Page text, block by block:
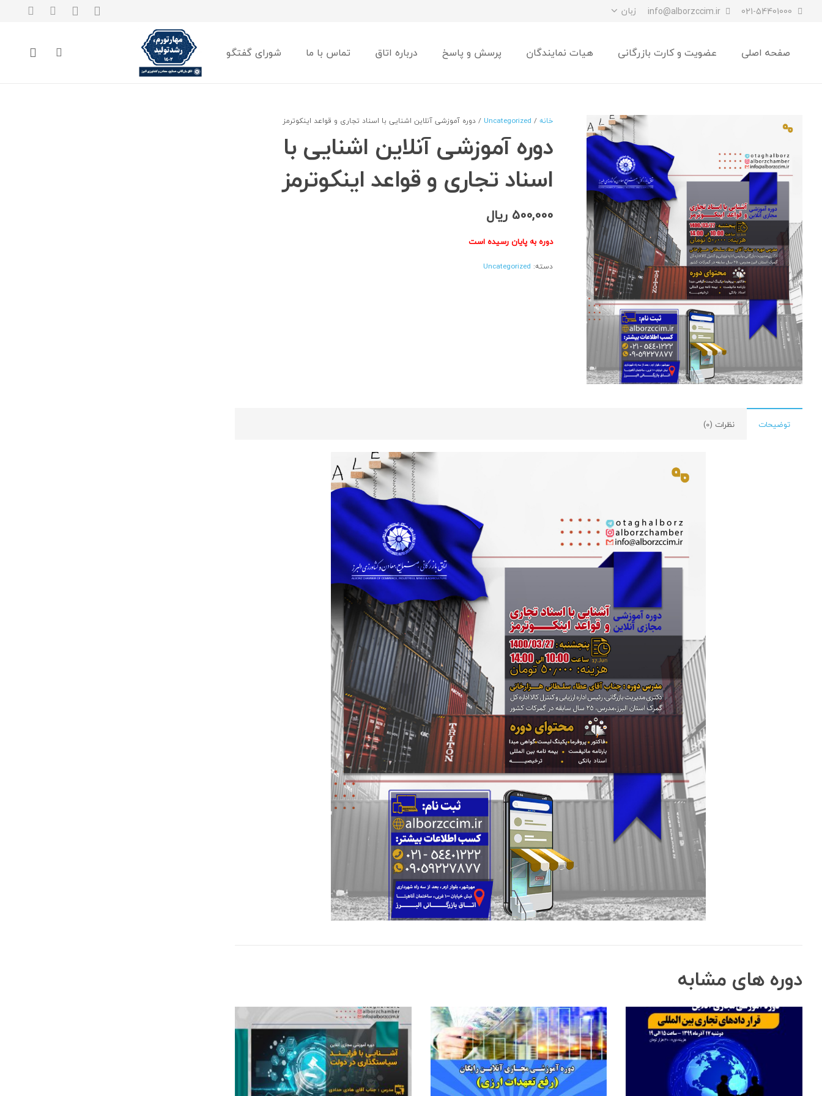
021-54401000
info@alborzccim.ir زبان
صفحه اصلی عضویت و کارت بازرگانی هیات نمایندگان پرسش و پاسخ درباره اتاق تماس با ما شورای گفتگو
خانه /
Uncategorized / دوره آموزشی آنلاین اشنایی با اسناد تجاری و قواعد اینکوترمز
دوره آموزشی آنلاین اشنایی با
اسناد تجاری و قواعد اینکوترمز
500,000 ریال
دوره به پایان رسیده است
دسته: Uncategorized
توضیحات نظرات (0)
دوره های مشابه